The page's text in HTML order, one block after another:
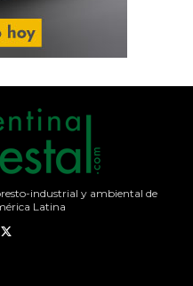
industrial y ambiental de
Latina